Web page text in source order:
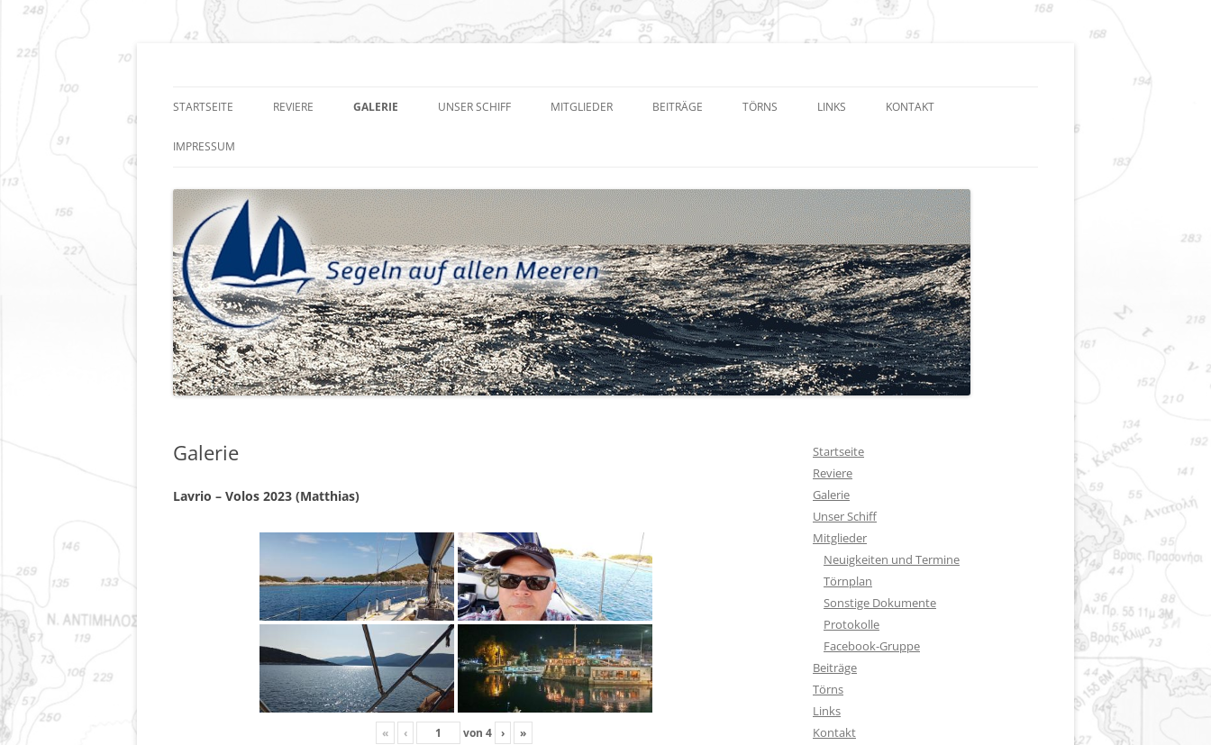
STARTSEITE REVIERE GALERIE UNSER SCHIFF MITGLIEDER
SONSTIGE DOKUMENTE
PROTOKOLLE
FACEBOOK-GRUPPE
BEITRÄGE TÖRNS LINKS KONTAKT
IMPRESSUM
Galerie
Lavrio – Volos 2023 (Matthias)
« ‹ von4 › »
Startseite
Reviere
Galerie
Unser Schiff
Mitglieder
Neuigkeiten und Termine
Törnplan
Sonstige Dokumente
Protokolle
Facebook-Gruppe
Beiträge
Törns
Links
Kontakt